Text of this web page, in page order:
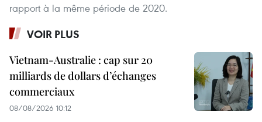
rapport à la même période de 2020.
VOIR PLUS
Vietnam-Australie : cap sur 20
milliards de dollars d’échanges
commerciaux
08/08/2026 10:12